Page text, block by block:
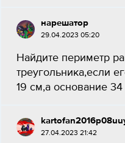
нарешатор
29.04.2023 05:20
Найдите периметр
треугольника,если
19 см,а основание 34
27.04.2023 21:42